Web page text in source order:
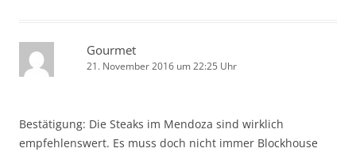
Gourmet
21. November 2016 um 22:25 Uhr
Bestätigung: Die Steaks im Mendoza sind wirklich
empfehlenswert. Es muss doch nicht immer Blockhouse